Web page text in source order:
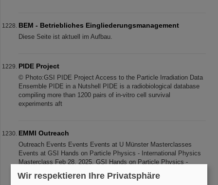
BEM - Betriebliches Eingliederungsmanagement
Diese Seite ist aktuell im Aufbau.
PIDE Project
© Photo:GSI PIDE Project Access to the Particle Irradiation Data
Ensemble PIDE in a Nutshell PIDE is a radiobiological database
compiling more than 1200 pairs of in-vitro cell survival
experiments aft
EMMI Outreach
Outreach Events Events Events at U Münster Masterclasses
Events at GSI Hands on Particle Physics - International Physics
Masterclass Feb 28, 2025, GSI Hands on Particle Physics -
International Physics
Wir respektieren Ihre Privatsphäre